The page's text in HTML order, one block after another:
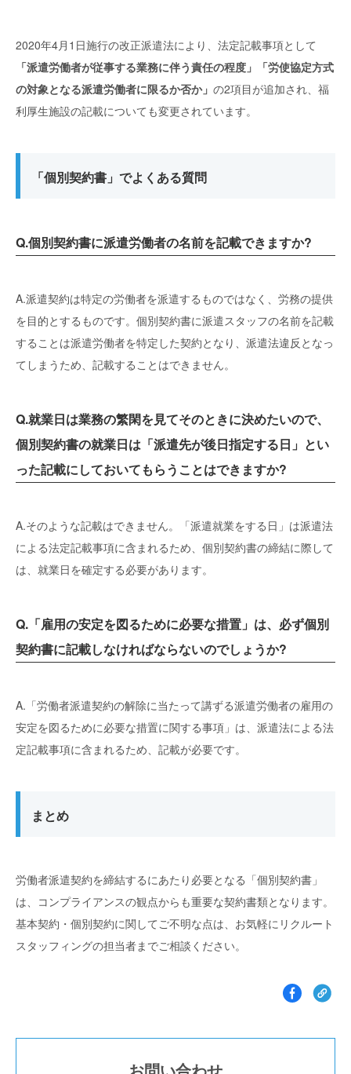
2020年4月1日施行の改正派遣法により、法定記載事項として
「派遣労働者が従事する業務に伴う責任の程度」「労使協定方式
の対象となる派遣労働者に限るか否か」 の2項目が追加され、福
利厚生施設の記載についても変更されています。
「個別契約書」でよくある質問
Q.個別契約書に派遣労働者の名前を記載できますか?
A.派遣契約は特定の労働者を派遣するものではなく、労務の提供
を目的とするものです。個別契約書に派遣スタッフの名前を記載
することは派遣労働者を特定した契約となり、派遣法違反となっ
てしまうため、記載することはできません。
Q.就業日は業務の繁閑を見てそのときに決めたいので、
個別契約書の就業日は「派遣先が後日指定する日」とい
った記載にしておいてもらうことはできますか?
A.そのような記載はできません。「派遣就業をする日」は派遣法
による法定記載事項に含まれるため、個別契約書の締結に際して
は、就業日を確定する必要があります。
Q.「雇用の安定を図るために必要な措置」は、必ず個別
契約書に記載しなければならないのでしょうか?
A.「労働者派遣契約の解除に当たって講ずる派遣労働者の雇用の
安定を図るために必要な措置に関する事項」は、派遣法による法
定記載事項に含まれるため、記載が必要です。
まとめ
労働者派遣契約を締結するにあたり必要となる「個別契約書」
は、コンプライアンスの観点からも重要な契約書類となります。
基本契約・個別契約に関してご不明な点は、お気軽にリクルート
スタッフィングの担当者までご相談ください。